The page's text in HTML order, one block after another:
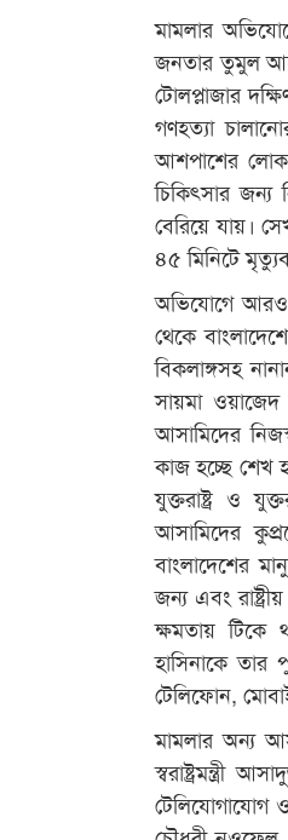
মামলার
জনতার তুমুল
টোলপ্লাজার
গণহত্যা
আশপাশের
চিকিৎসার
বেরিয়ে যায়।
৪৫ মিনিটে
অভিযোগে আরও
থেকে
বিকলাঙ্গসহ
সায়মা
আসামিদের
কাজ হচ্ছে শেখ
যুক্তরাষ্ট্র ও
আসামিদের
বাংলাদেশের
জন্য এবং
ক্ষমতায় টিকে
হাসিনাকে
টেলিফোন,
মামলার অন্য
স্বরাষ্ট্রমন্ত্রী
টেলিযোগাযোগ ও